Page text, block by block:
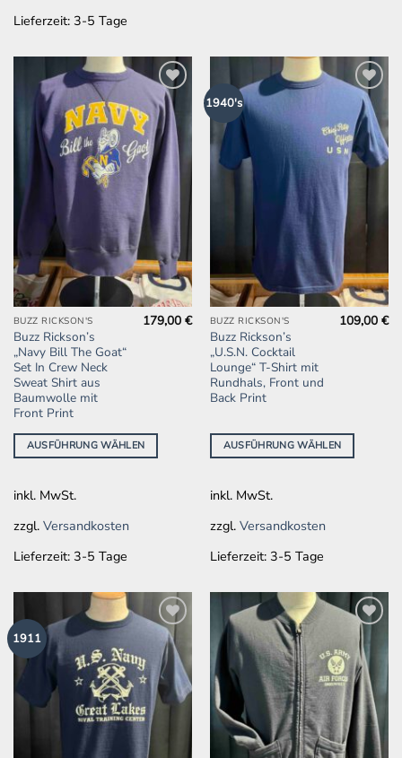
Produktseite
Lieferzeit: 3-5 Tage
Zur
Wunschliste
hinzufügen
BUZZ RICKSON'S
Buzz Rickson’s
„Navy Bill The Goat“
Set In Crew Neck
Sweat Shirt aus
Baumwolle mit
Front Print
179,00€
AUSFÜHRUNG WÄHLEN
Dieses
Produkt
weist
mehrere
Varianten
auf.
Die
Optionen
auf
Produktseite
gewählt
inkl. MwSt.
zzgl. Versandkosten
Lieferzeit: 3-5 Tage
1940's
Wunschliste
hinzufügen
BUZZ RICKSON'S
Buzz Rickson’s
„U.S.N. Cocktail
Lounge“ T-Shirt mit
Rundhals, Front und
Back Print
109,00€
AUSFÜHRUNG WÄHLEN
Dieses
Produkt
weist
mehrere
Varianten
Die
Optionen
auf
Produktseite
gewählt
inkl. MwSt.
zzgl. Versandkosten
Lieferzeit: 3-5 Tage
1911
Wunschliste
hinzufügen
Wunschliste
hinzufügen